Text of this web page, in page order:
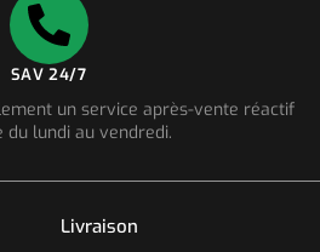
SAV 24/7
un service après-vente réactif
du lundi au vendredi.
Livraison